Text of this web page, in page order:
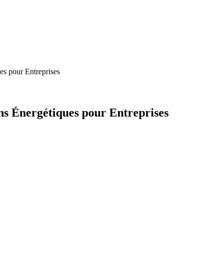
pour Entreprises
Énergétiques pour Entreprises